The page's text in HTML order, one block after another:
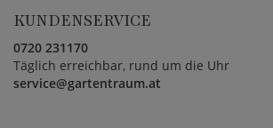
KUNDENSERVICE
0720 231170
Täglich erreichbar, rund um die Uhr
service@gartentraum.at